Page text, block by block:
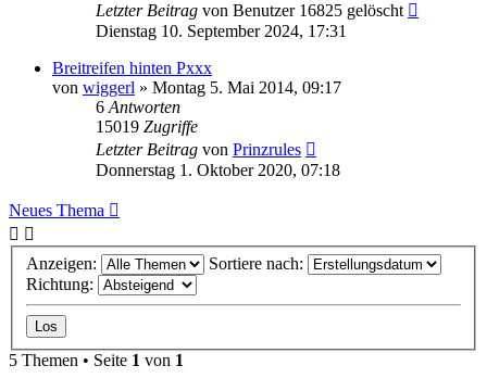
Letzter Beitrag von Benutzer 16825 gelöscht
Dienstag 10. September 2024, 17:31
Breitreifen hinten Pxxx
von wiggerl » Montag 5. Mai 2014, 09:17
6 Antworten
15019 Zugriffe
Letzter Beitrag von Prinzrules
Donnerstag 1. Oktober 2020, 07:18
Neues Thema
Anzeigen:
Sortiere nach:
Richtung:
5 Themen • Seite 1 von 1